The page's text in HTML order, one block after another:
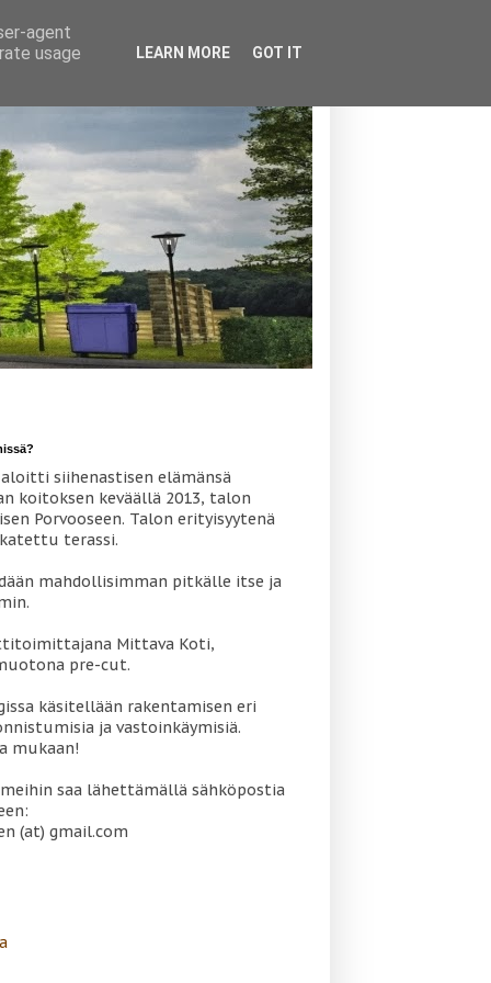
siihenastisen elämänsä
koitoksen keväällä 2013, talon
Porvooseen. Talon erityisyytenä
terassi.
mahdollisimman pitkälle itse ja
Mittava Koti,
pre-cut.
käsitellään rakentamisen eri
ja vastoinkäymisiä.
mukaan!
saa lähettämällä sähköpostia
(at) gmail.com
agent
usage
LEARN MORE GOT IT